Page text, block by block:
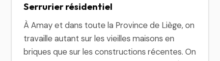
Serrurier résidentiel
À Amay et dans toute la Province de Liège, on
travaille autant sur les vieilles maisons en
briques que sur les constructions récentes. On